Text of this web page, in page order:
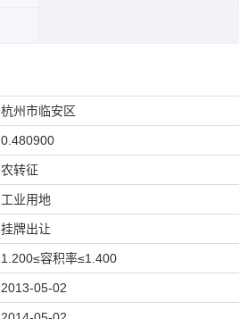
杭州市临安区
0.480900
农转征
工业用地
挂牌出让
1.200≤容积率≤1.400
2013-05-02